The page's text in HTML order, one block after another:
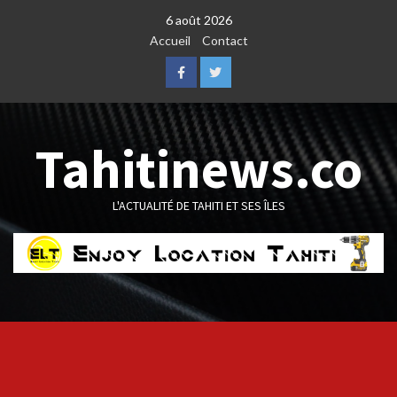
6 août 2026
Accueil
Contact
FacebookTwitter
Tahitinews.co
L'ACTUALITÉ DE TAHITI ET SES ÎLES